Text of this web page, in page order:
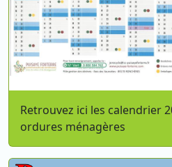
Retrouvez ici les calendrier
ordures ménagères